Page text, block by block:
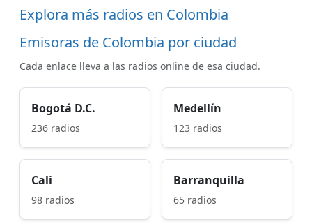
Explora más radios en Colombia
Emisoras de Colombia por ciudad
Cada enlace lleva a las radios online de esa ciudad.
Bogotá D.C.
236 radios
Medellín
123 radios
Cali
98 radios
Barranquilla
65 radios